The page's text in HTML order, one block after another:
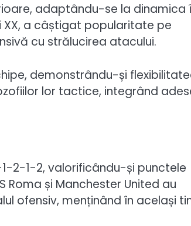
adaptându-se la dinamica
XX, a câștigat popularitate pe
cu strălucirea atacului.
demonstrându-și
lor tactice, integrând
2-1-2, valorificându-și punctele
și Manchester United au
ofensiv, menținând în același